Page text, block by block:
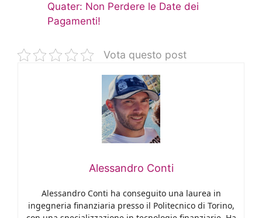
Quater: Non Perdere le Date dei
Pagamenti!
Vota questo post
Alessandro Conti
Alessandro Conti ha conseguito una laurea in
ingegneria finanziaria presso il Politecnico di Torino,